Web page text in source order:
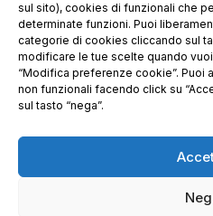
sul sito), cookies di funzionali che
determinate funzioni. Puoi
categorie di cookies cliccando sul
modificare le tue scelte quando
“Modifica preferenze cookie”. Puoi
non funzionali facendo click su
sul tasto “nega”.
Richiedi i nostri prodotti